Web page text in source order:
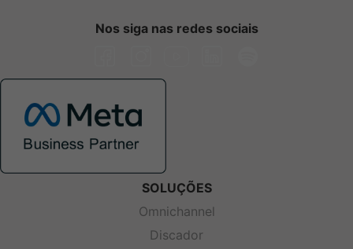
Nos siga nas redes sociais
SOLUÇÕES
Omnichannel
Discador